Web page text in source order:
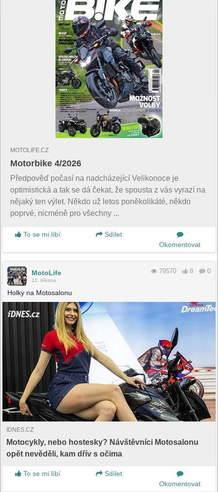
MOTOLIFE.CZ
Motorbike 4/2026
Předpověď počasí na nadcházející Velikonoce je
optimistická a tak se dá čekat, že spousta z vás vyrazí na
nějaký ten výlet. Někdo už letos poněkolikáté, někdo
poprvé, nicméně pro všechny ...
To se mi líbí
Sdílet
Okomentovat
MotoLife
12. března
79570 8 0
Holky na Motosalonu
IDNES.CZ
Motocykly, nebo hostesky? Návštěvníci Motosalonu
opět nevěděli, kam dřív s očima
To se mi líbí
Sdílet
Okomentovat